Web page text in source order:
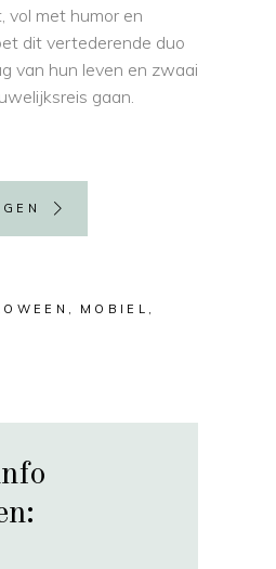
met humor en
dit vertederende duo
van hun leven en zwaai
gaan.
MOBIEL